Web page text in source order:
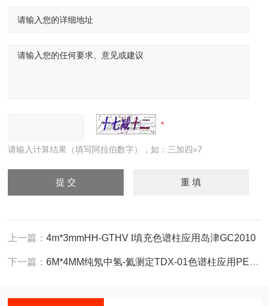
请输入计算结果（填写阿拉伯数字），如：三加四=7
上一篇：4m*3mmHH-GTHV I填充色谱柱应用岛津GC2010
下一篇：6M*4MM纯氖中氢-氦测定TDX-01色谱柱应用PE580